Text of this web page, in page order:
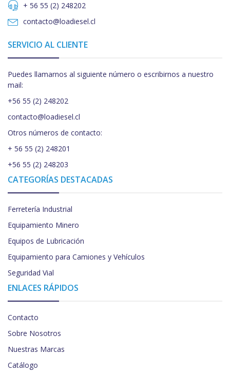
+ 56 55 (2) 248202
contacto@loadiesel.cl
SERVICIO AL CLIENTE
Puedes llamarnos al siguiente número o escribirnos a nuestro
mail:
+56 55 (2) 248202
contacto@loadiesel.cl
Otros números de contacto:
+ 56 55 (2) 248201
+56 55 (2) 248203
CATEGORÍAS DESTACADAS
Ferretería Industrial
Equipamiento Minero
Equipos de Lubricación
Equipamiento para Camiones y Vehículos
Seguridad Vial
ENLACES RÁPIDOS
Contacto
Sobre Nosotros
Nuestras Marcas
Catálogo